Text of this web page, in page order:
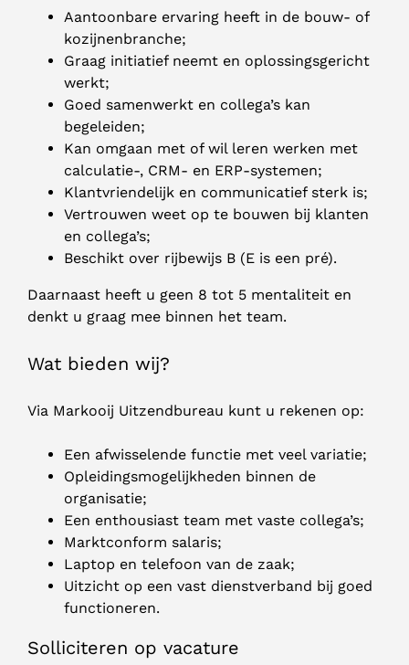
Aantoonbare ervaring heeft in de bouw- of
kozijnenbranche;
Graag initiatief neemt en oplossingsgericht
werkt;
Goed samenwerkt en collega’s kan
begeleiden;
Kan omgaan met of wil leren werken met
calculatie-, CRM- en ERP-systemen;
Klantvriendelijk en communicatief sterk is;
Vertrouwen weet op te bouwen bij klanten
en collega’s;
Beschikt over rijbewijs B (E is een pré).
Daarnaast heeft u geen 8 tot 5 mentaliteit en
denkt u graag mee binnen het team.
Wat bieden wij?
Via Markooij Uitzendbureau kunt u rekenen op:
Een afwisselende functie met veel variatie;
Opleidingsmogelijkheden binnen de
organisatie;
Een enthousiast team met vaste collega’s;
Marktconform salaris;
Laptop en telefoon van de zaak;
Uitzicht op een vast dienstverband bij goed
functioneren.
Solliciteren op vacature